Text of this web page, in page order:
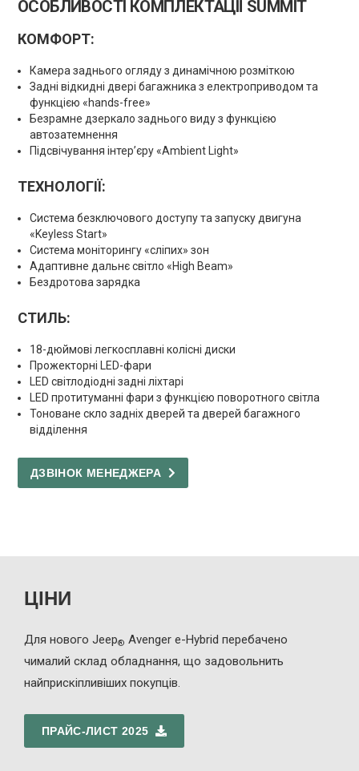
ОСОБЛИВОСТІ КОМПЛЕКТАЦІЇ SUMMIT
КОМФОРТ:
Камера заднього огляду з динамічною розміткою
Задні відкидні двері багажника з електроприводом та
функцією «hands-free»
Безрамне дзеркало заднього виду з функцією
автозатемнення
Підсвічування інтер’єру «Ambient Light»
ТЕХНОЛОГІЇ:
Система безключового доступу та запуску двигуна
«Keyless Start»
Система моніторингу «сліпих» зон
Адаптивне дальнє світло «High Beam»
Бездротова зарядка
СТИЛЬ:
18-дюймові легкосплавні колісні диски
Прожекторні LED-фари
LED світлодіодні задні ліхтарі
LED протитуманні фари з функцією поворотного світла
Тоноване скло задніх дверей та дверей багажного
відділення
ДЗВІНОК МЕНЕДЖЕРА
ЦІНИ
Для нового Jeep® Avenger e-Hybrid перебачено
чималий склад обладнання, що задовольнить
найприскіпливіших покупців.
ПРАЙС-ЛИСТ 2025